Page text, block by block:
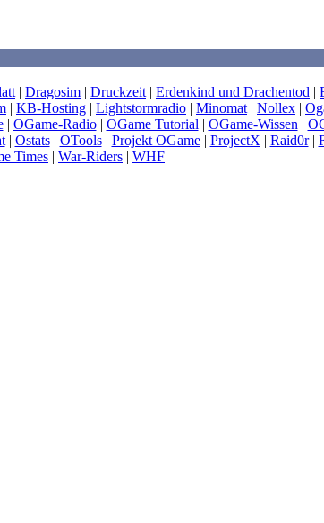
| Dragosim | Druckzeit | Erdenkind und Drachentod |
| KB-Hosting | Lightstormradio | Minomat | Nollex |
| OGame-Radio| OGame Tutorial | OGame-Wissen |
| Ostats| OTools| Projekt OGame| ProjectX | Raid0r|
Times | War-Riders | WHF